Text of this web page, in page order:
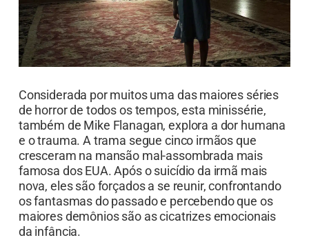
Considerada por muitos uma das maiores séries
de horror de todos os tempos, esta minissérie,
também de Mike Flanagan, explora a dor humana
e o trauma. A trama segue cinco irmãos que
cresceram na mansão mal-assombrada mais
famosa dos EUA. Após o suicídio da irmã mais
nova, eles são forçados a se reunir, confrontando
os fantasmas do passado e percebendo que os
maiores demônios são as cicatrizes emocionais
da infância.